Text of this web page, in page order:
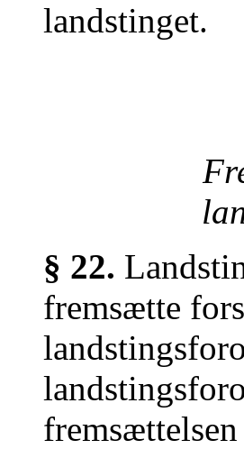
landstinget.
§ 22.
fremsætte